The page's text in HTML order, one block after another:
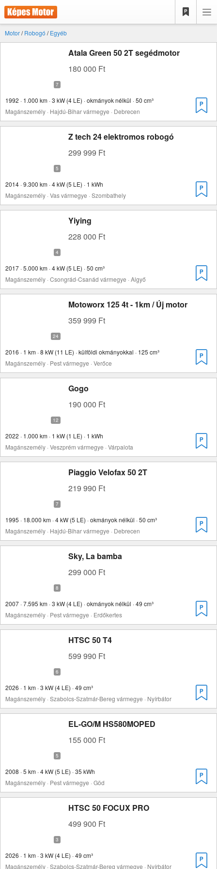
Motor/Robogó /Egyéb
Atala Green 50 2T segédmotor
180 000 Ft
1992 · 1.000 km · 3 kW (4 LE) · okmányok nélkül · 50 cm³
Magánszemély · Hajdú-Bihar vármegye · Debrecen
Z tech 24 elektromos robogó
299 999 Ft
2014 · 9.300 km · 4 kW (5 LE) · 1 kWh
Magánszemély · Vas vármegye · Szombathely
Yiying
228 000 Ft
2017 · 5.000 km · 4 kW (5 LE) · 50 cm³
Magánszemély · Csongrád-Csanád vármegye · Algyő
Motoworx 125 4t - 1km / Új motor
359 999 Ft
2016 · 1 km · 8 kW (11 LE) · külföldi okmányokkal · 125 cm³
Magánszemély · Pest vármegye · Verőce
Gogo
190 000 Ft
2022 · 1.000 km · 1 kW (1 LE) · 1 kWh
Magánszemély · Veszprém vármegye · Várpalota
Piaggio Velofax 50 2T
219 990 Ft
1995 · 18.000 km · 4 kW (5 LE) · okmányok nélkül · 50 cm³
Magánszemély · Hajdú-Bihar vármegye · Debrecen
Sky, La bamba
299 000 Ft
2007 · 7.595 km · 3 kW (4 LE) · okmányok nélkül · 49 cm³
Magánszemély · Pest vármegye · Erdőkertes
HTSC 50 T4
599 990 Ft
2026 · 1 km · 3 kW (4 LE) · 49 cm³
Magánszemély · Szabolcs-Szatmár-Bereg vármegye · Nyírbátor
EL-GO/M HS580MOPED
155 000 Ft
2008 · 5 km · 4 kW (5 LE) · 35 kWh
Magánszemély · Pest vármegye · Göd
HTSC 50 FOCUX PRO
499 900 Ft
2026 · 1 km · 3 kW (4 LE) · 49 cm³
Magánszemély · Szabolcs-Szatmár-Bereg vármegye · Nyírbátor